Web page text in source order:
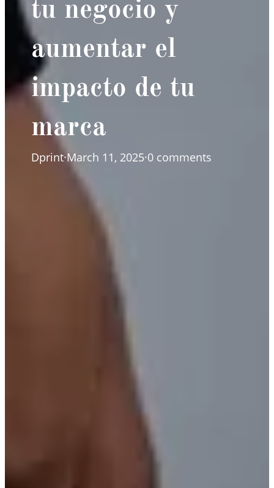
tu negocio y
aumentar el
impacto de tu
marca
Dprint·March 11, 2025·0 comments